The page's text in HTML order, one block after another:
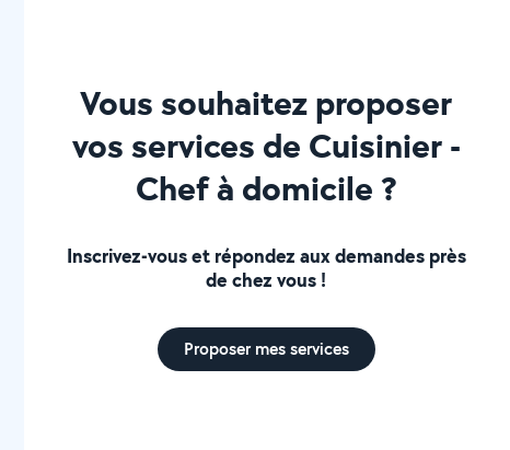
Vous souhaitez proposer
vos services de Cuisinier -
Chef à domicile ?
Inscrivez-vous et répondez aux demandes près
de chez vous !
Proposer mes services